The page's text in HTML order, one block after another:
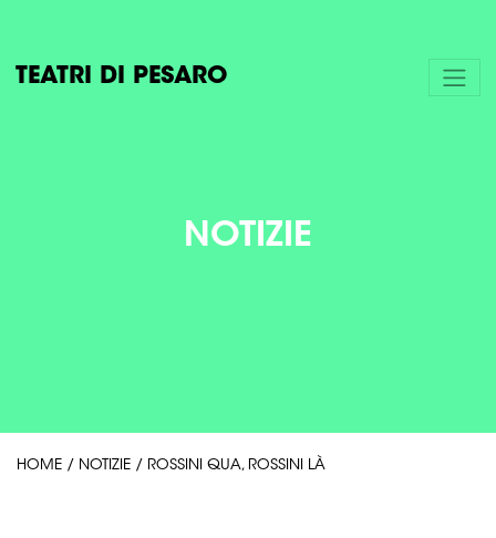
TEATRI DI PESARO
NOTIZIE
HOME / NOTIZIE / ROSSINI QUA, ROSSINI LÀ